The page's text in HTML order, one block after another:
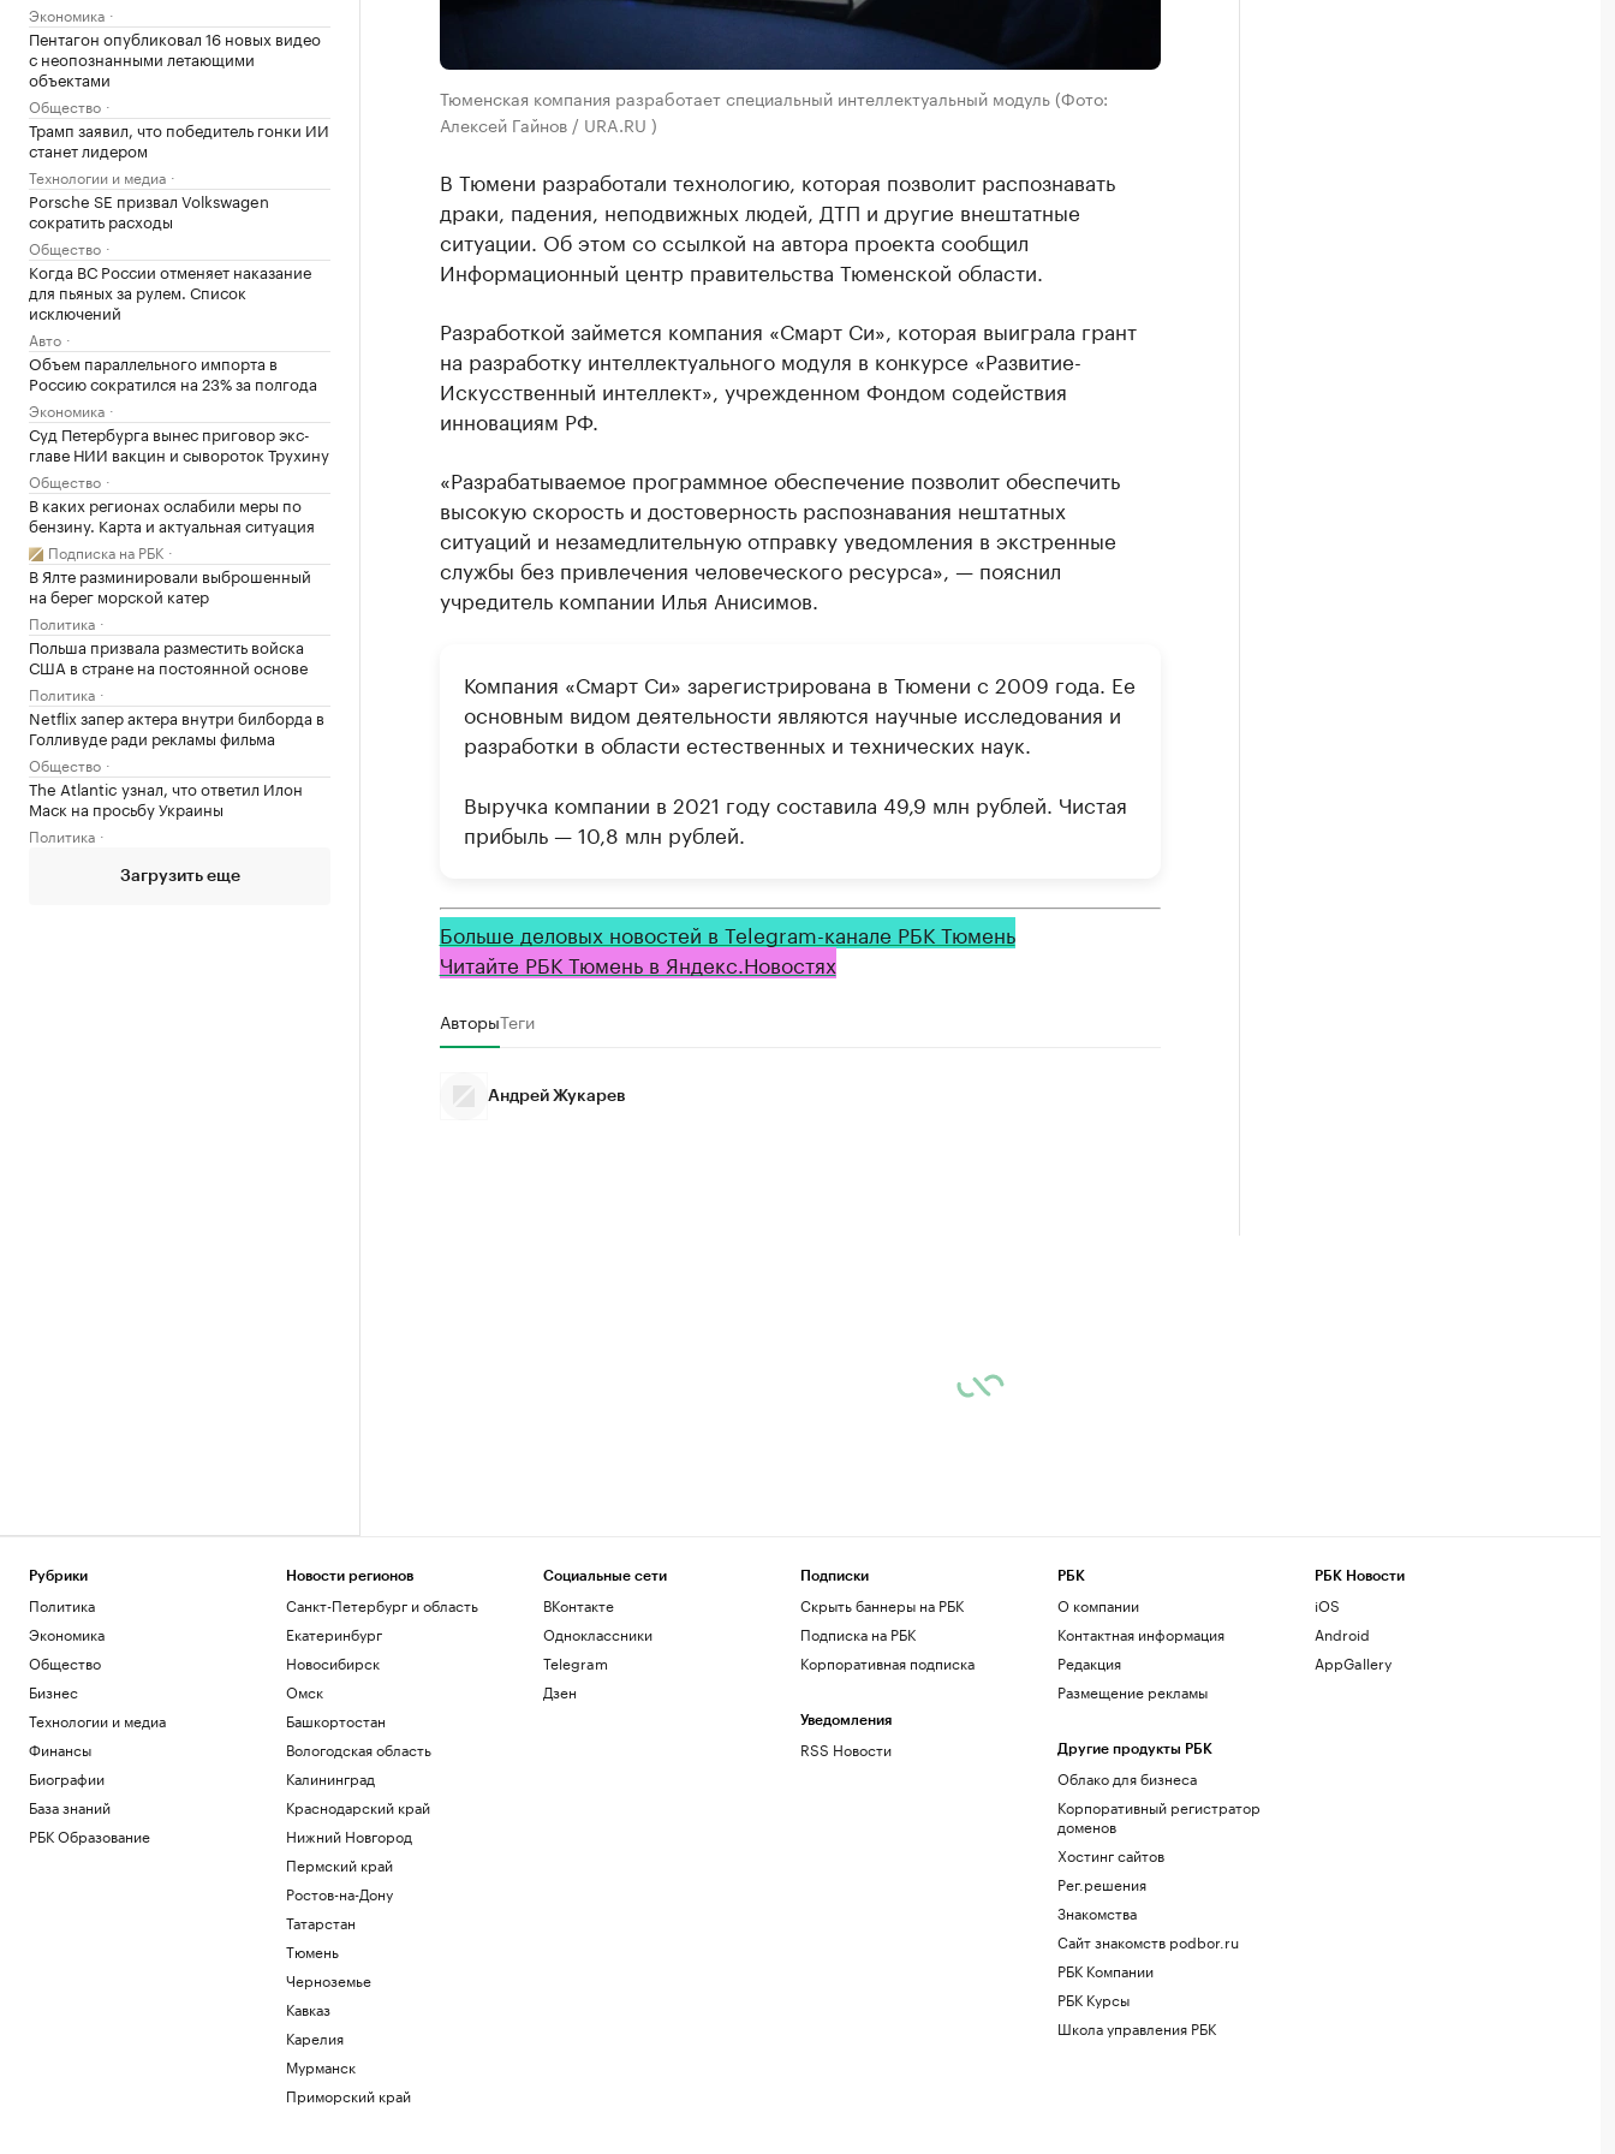
Экономика
Пентагон опубликовал 16 новых видео
с неопознанными летающими
объектами
Общество
Трамп заявил, что победитель гонки ИИ
станет лидером
Технологии и медиа
Porsche SE призвал Volkswagen
сократить расходы
Общество
Когда ВС России отменяет наказание
для пьяных за рулем. Список
исключений
Авто
Объем параллельного импорта в
Россию сократился на 23% за полгода
Экономика
Суд Петербурга вынес приговор экс-
главе НИИ вакцин и сывороток Трухину
Общество
В каких регионах ослабили меры по
бензину. Карта и актуальная ситуация
Подписка на РБК
В Ялте разминировали выброшенный
на берег морской катер
Политика
Польша призвала разместить войска
США в стране на постоянной основе
Политика
Netflix запер актера внутри билборда в
Голливуде ради рекламы фильма
Общество
The Atlantic узнал, что ответил Илон
Маск на просьбу Украины
Политика
Загрузить еще
Тюменская компания разработает специальный интеллектуальный модуль (Фото:
Алексей Гайнов / URA.RU )
В Тюмени разработали технологию, которая позволит распознавать
драки, падения, неподвижных людей, ДТП и другие внештатные
ситуации. Об этом со ссылкой на автора проекта сообщил
Информационный центр правительства Тюменской области.
Разработкой займется компания «Смарт Си», которая выиграла грант
на разработку интеллектуального модуля в конкурсе «Развитие-
Искусственный интеллект», учрежденном Фондом содействия
инновациям РФ.
«Разрабатываемое программное обеспечение позволит обеспечить
высокую скорость и достоверность распознавания нештатных
ситуаций и незамедлительную отправку уведомления в экстренные
службы без привлечения человеческого ресурса», — пояснил
учредитель компании Илья Анисимов.
Компания «Смарт Си» зарегистрирована в Тюмени с 2009 года. Ее
основным видом деятельности являются научные исследования и
разработки в области естественных и технических наук.
Выручка компании в 2021 году составила 49,9 млн рублей. Чистая
прибыль — 10,8 млн рублей.
Больше деловых новостей в Telegram-канале РБК Тюмень
Читайте РБК Тюмень в Яндекс.Новостях
АвторыТеги
Андрей Жукарев
Рубрики
Политика
Экономика
Общество
Бизнес
Технологии и медиа
Финансы
Биографии
База знаний
РБК Образование
Новости регионов
Санкт-Петербург и область
Екатеринбург
Новосибирск
Омск
Башкортостан
Вологодская область
Калининград
Краснодарский край
Нижний Новгород
Пермский край
Ростов-на-Дону
Татарстан
Тюмень
Черноземье
Кавказ
Карелия
Мурманск
Приморский край
Социальные сети
ВКонтакте
Одноклассники
Telegram
Дзен
Подписки
Скрыть баннеры на РБК
Подписка на РБК
Корпоративная подписка
Уведомления
RSS Новости
РБК
О компании
Контактная информация
Редакция
Размещение рекламы
Другие продукты РБК
Облако для бизнеса
Корпоративный регистратор
доменов
Хостинг сайтов
Рег.решения
Знакомства
Сайт знакомств podbor.ru
РБК Компании
РБК Курсы
Школа управления РБК
РБК Новости
iOS
Android
AppGallery